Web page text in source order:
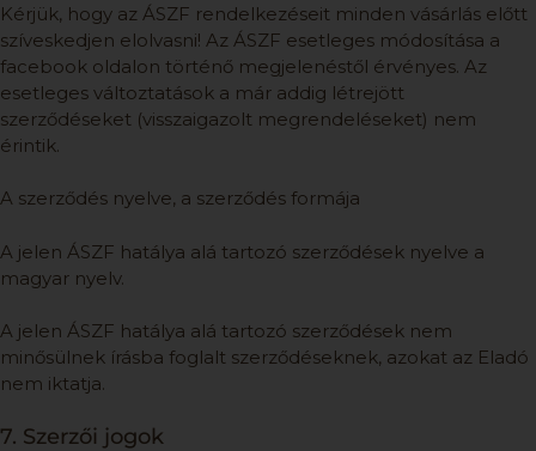
Kérjük, hogy az ÁSZF rendelkezéseit minden vásárlás előtt
szíveskedjen elolvasni! Az ÁSZF esetleges módosítása a
facebook oldalon történő megjelenéstől érvényes. Az
esetleges változtatások a már addig létrejött
szerződéseket (visszaigazolt megrendeléseket) nem
érintik.
A szerződés nyelve, a szerződés formája
A jelen ÁSZF hatálya alá tartozó szerződések nyelve a
magyar nyelv.
A jelen ÁSZF hatálya alá tartozó szerződések nem
minősülnek írásba foglalt szerződéseknek, azokat az Eladó
nem iktatja.
7. Szerzői jogok